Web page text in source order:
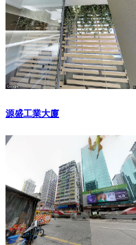
源盛工業大廈